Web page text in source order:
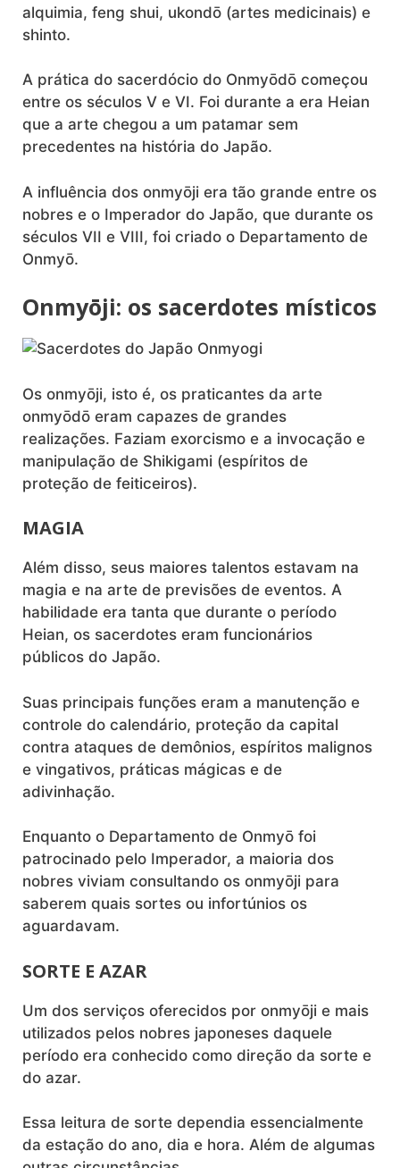
alquimia, feng shui, ukondō (artes medicinais) e
shinto.
A prática do sacerdócio do Onmyōdō começou
entre os séculos V e VI. Foi durante a era Heian
que a arte chegou a um patamar sem
precedentes na história do Japão.
A influência dos onmyōji era tão grande entre os
nobres e o Imperador do Japão, que durante os
séculos VII e VIII, foi criado o Departamento de
Onmyō.
Onmyōji: os sacerdotes místicos
Os onmyōji, isto é, os praticantes da arte
onmyōdō eram capazes de grandes
realizações. Faziam exorcismo e a invocação e
manipulação de Shikigami (espíritos de
proteção de feiticeiros).
MAGIA
Além disso, seus maiores talentos estavam na
magia e na arte de previsões de eventos. A
habilidade era tanta que durante o período
Heian, os sacerdotes eram funcionários
públicos do Japão.
Suas principais funções eram a manutenção e
controle do calendário, proteção da capital
contra ataques de demônios, espíritos malignos
e vingativos, práticas mágicas e de
adivinhação.
Enquanto o Departamento de Onmyō foi
patrocinado pelo Imperador, a maioria dos
nobres viviam consultando os onmyōji para
saberem quais sortes ou infortúnios os
aguardavam.
SORTE E AZAR
Um dos serviços oferecidos por onmyōji e mais
utilizados pelos nobres japoneses daquele
período era conhecido como direção da sorte e
do azar.
Essa leitura de sorte dependia essencialmente
da estação do ano, dia e hora. Além de algumas